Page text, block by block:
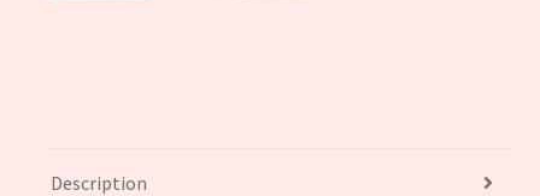
Description